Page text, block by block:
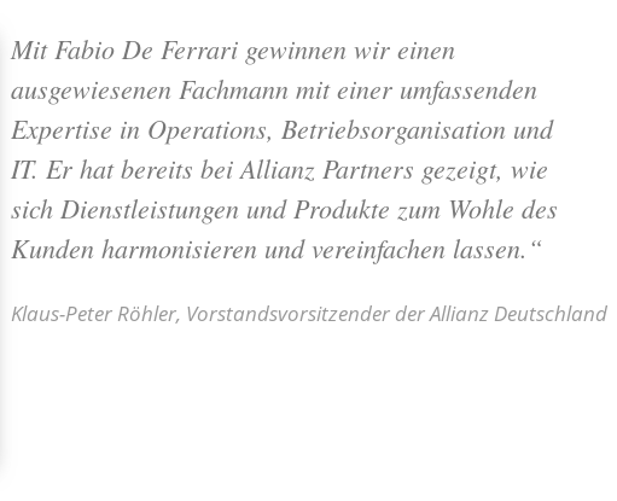
Mit Fabio De Ferrari gewinnen wir einen
ausgewiesenen Fachmann mit einer umfassenden
Expertise in Operations, Betriebsorganisation und
IT. Er hat bereits bei Allianz Partners gezeigt, wie
sich Dienstleistungen und Produkte zum Wohle des
Kunden harmonisieren und vereinfachen lassen.“
Klaus-Peter Röhler, Vorstandsvorsitzender der Allianz Deutschland